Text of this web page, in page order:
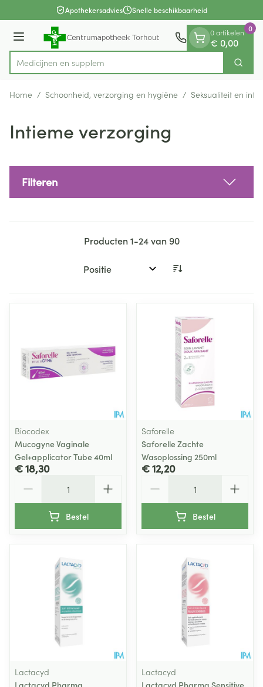
Ga naar de inhoudApothekersadvies Snelle beschikbaarheid
Menu
Product, merk, categorie...
Med Zoek
0 artikelen
€ 0,00
0
Home / Schoonheid, verzorging en hygiëne / Seksualiteit en
Intieme verzorging
Filteren
Producten1-24van90
Sorteer op:
Biocodex
Mucogyne Vaginale
Gel+applicator Tube 40ml
€ 18,30
Bestel
Saforelle
Saforelle Zachte
Wasoplossing 250ml
€ 12,20
Bestel
Lactacyd
Lactacyd Pharma
Lactacyd
Lactacyd Pharma Sensitive